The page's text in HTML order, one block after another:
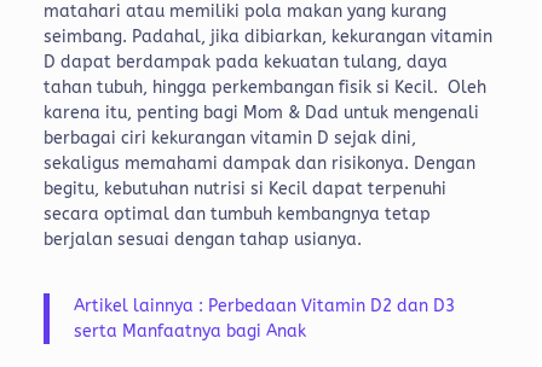
matahari atau memiliki pola makan yang kurang
seimbang. Padahal, jika dibiarkan, kekurangan vitamin
D dapat berdampak pada kekuatan tulang, daya
tahan tubuh, hingga perkembangan fisik si Kecil. Oleh
karena itu, penting bagi Mom & Dad untuk mengenali
berbagai ciri kekurangan vitamin D sejak dini,
sekaligus memahami dampak dan risikonya. Dengan
begitu, kebutuhan nutrisi si Kecil dapat terpenuhi
secara optimal dan tumbuh kembangnya tetap
berjalan sesuai dengan tahap usianya.
Artikel lainnya : Perbedaan Vitamin D2 dan D3
serta Manfaatnya bagi Anak